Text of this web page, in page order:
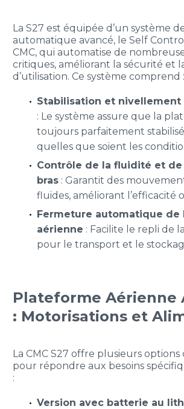
La S27 est équipée d’un système
automatique avancé, le Self
CMC, qui automatise de
critiques, améliorant la sécurité et
d’utilisation. Ce système comprend :
Stabilisation et
: Le système assure que la
toujours parfaitement
quelles que soient les
Contrôle de la fluidité et
bras : Garantit des
fluides, améliorant l’efficacité
Fermeture automatique de
aérienne : Facilite le repli de
pour le transport et le
Plateforme Aérienne
: Motorisations et
La CMC S27 offre plusieurs
pour répondre aux besoins
:
Version avec batterie au